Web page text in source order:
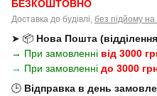
БЕЗКОШТОВНО
Доставка до будівлі, без підйому
➤ 📦 Нова Пошта
→ При замовленні від 3000
→ При замовленні до 3000
🕒 Відправка в день